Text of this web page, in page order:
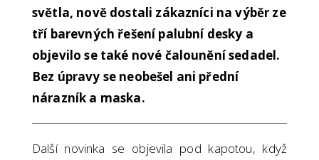
světla, nově dostali zákazníci na výběr ze
tří barevných řešení palubní desky a
objevilo se také nové čalounění sedadel.
Bez úpravy se neobešel ani přední
nárazník a maska.
Další novinka se objevila pod kapotou, když